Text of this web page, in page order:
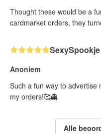
Thought these would be a
cardmarket orders, they
SexySpookje
Anoniem
Such a fun way to advertise
my orders!🥰👻
Alle